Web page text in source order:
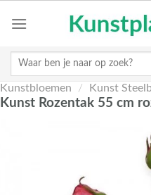
Zoeken
Kunstbloemen / Kunst
Kunst Rozentak 55 cm